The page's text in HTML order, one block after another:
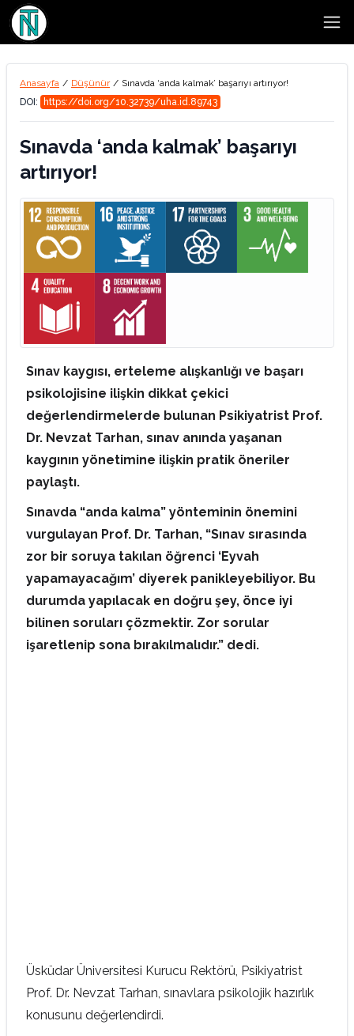
Anasayfa / Düşünür / Sınavda ‘anda kalmak’ başarıyı artırıyor!
DOI:
https://doi.org/10.32739/uha.id.89743
Sınavda ‘anda kalmak’ başarıyı
artırıyor!
Sınav kaygısı, erteleme alışkanlığı ve başarı
psikolojisine ilişkin dikkat çekici
değerlendirmelerde bulunan Psikiyatrist Prof.
Dr. Nevzat Tarhan, sınav anında yaşanan
kaygının yönetimine ilişkin pratik öneriler
paylaştı.
Sınavda “anda kalma” yönteminin önemini
vurgulayan Prof. Dr. Tarhan, “Sınav sırasında
zor bir soruya takılan öğrenci ‘Eyvah
yapamayacağım’ diyerek panikleyebiliyor. Bu
durumda yapılacak en doğru şey, önce iyi
bilinen soruları çözmektir. Zor sorular
işaretlenip sona bırakılmalıdır.” dedi.
Üsküdar Üniversitesi Kurucu Rektörü, Psikiyatrist
Prof. Dr. Nevzat Tarhan, sınavlara psikolojik hazırlık
konusunu değerlendirdi.